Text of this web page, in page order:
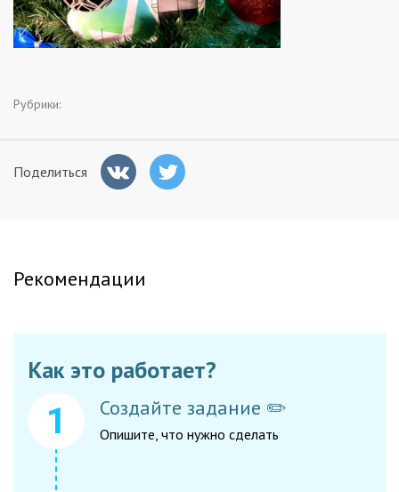
Заказчикам
Рубрики:
Поделиться
Рекомендации
Как это работает?
Создайте задание ✏️
Опишите, что нужно сделать